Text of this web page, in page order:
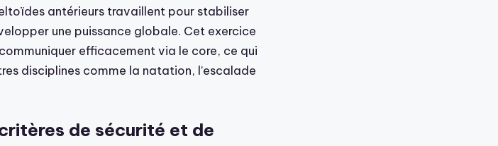
antérieurs travaillent pour stabiliser
une puissance globale. Cet exercice
efficacement via le core, ce qui
disciplines comme la natation, l’escalade
de sécurité et de